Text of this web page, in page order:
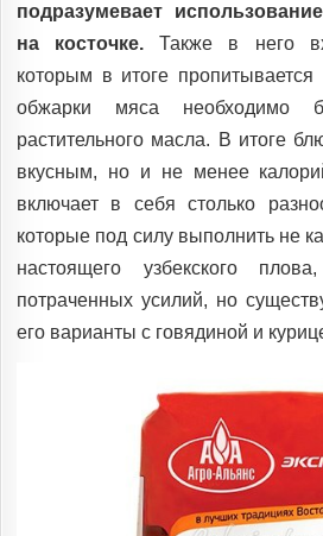
подразумевает
на косточке. Также в него
которым в итоге
обжарки мяса необходимо
растительного масла. В итоге
вкусным, но и не менее
включает в себя столько
которые под силу выполнить не
настоящего узбекского
потраченных усилий, но
его варианты с говядиной и